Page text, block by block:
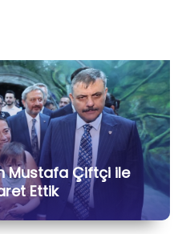
Mustafa Çiftçi ile
Ettik